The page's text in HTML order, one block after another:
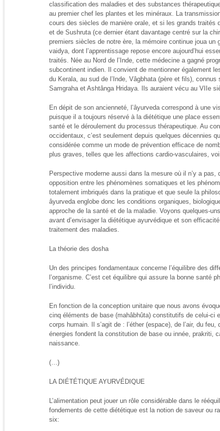
classification des maladies et des substances
au premier chef les plantes et les minéraux. La
cours des siècles de manière orale, et si les grands traités
et de Sushruta (ce dernier étant davantage centré sur la
premiers siècles de notre ère, la mémoire continue joua un
vaidya, dont l’apprentissage repose encore aujourd’hui
traités. Née au Nord de l’Inde, cette médecine a gagné
subcontinent indien. Il convient de mentionner également
du Kerala, au sud de l’Inde, Vâgbhata (père et fils), connus
Samgraha et Ashtânga Hridaya. Ils auraient vécu au VIIe
En dépit de son ancienneté, l’âyurveda correspond à une
puisque il a toujours réservé à la diététique une place
santé et le déroulement du processus thérapeutique. Au
occidentaux, c’est seulement depuis quelques décennies
considérée comme un mode de prévention efficace de
plus graves, telles que les affections cardio-vasculaires,
Perspective moderne aussi dans la mesure où il n’y a pas,
opposition entre les phénomènes somatiques et les
totalement imbriqués dans la pratique et que seule la
âyurveda englobe donc les conditions organiques,
approche de la santé et de la maladie. Voyons quelques-
avant d’envisager la diététique ayurvédique et son
traitement des maladies.
La théorie des dosha
Un des principes fondamentaux concerne l’équilibre des
l’organisme. C’est cet équilibre qui assure la bonne santé
l’individu.
En fonction de la conception unitaire que nous avons
cinq éléments de base (mahâbhûta) constitutifs de celui-ci
corps humain. Il s’agit de : l’éther (espace), de l’air, du feu,
énergies fondent la constitution de base ou innée, prakriti,
naissance.
(…)
LA DIÉTÉTIQUE AYURVÉDIQUE
L’alimentation peut jouer un rôle considérable dans le
fondements de cette diététique est la notion de saveur ou
six: